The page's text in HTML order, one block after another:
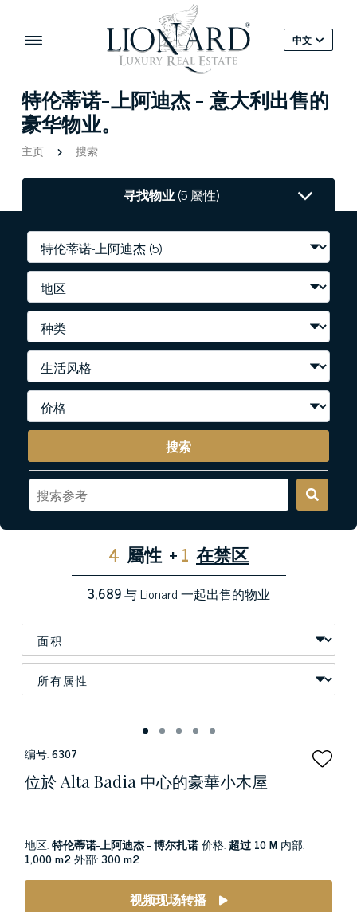
中文
特伦蒂诺-上阿迪杰 - 意大利出售的
豪华物业。
主页 搜索
寻找物业(5 屬性)
搜索
4 屬性 + 1 在禁区
3,689与 Lionard 一起出售的物业
编号:6307
位於 Alta Badia 中心的豪華小木屋
地区:特伦蒂诺-上阿迪杰 - 博尔扎诺价格: 超过 10 M 内部:
1,000 m2外部:300 m2
视频现场转播